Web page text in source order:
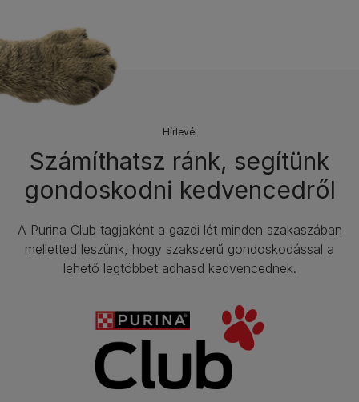
Hírlevél​
Számíthatsz ránk, segítünk
gondoskodni kedvencedről
A Purina Club tagjaként a gazdi lét minden szakaszában
melletted leszünk, hogy szakszerű gondoskodással a
lehető legtöbbet adhasd kedvencednek.​